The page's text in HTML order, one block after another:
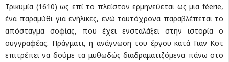
Τρικυμία (1610) ως επί το πλείστον ερμηνεύεται ως μια féerie,
ένα παραμύθι για ενήλικες, ενώ ταυτόχρονα παραβλέπεται το
απόσταγμα σοφίας, που έχει ενσταλάξει στην ιστορία ο
συγγραφέας. Πράγματι, η ανάγνωση του έργου κατά Γιαν Κοτ
επιτρέπει να δούμε τα μυθωδώς διαδραματιζόμενα πάνω στο